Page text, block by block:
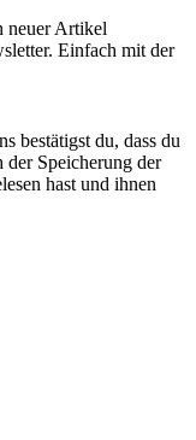
neuer Artikel
Einfach mit der
bestätigst du, dass du
der Speicherung der
hast und ihnen